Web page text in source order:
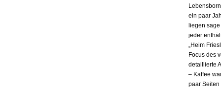
ein paar
liegen
jeder
„Heim
Focus des
detaillierte
– Kaffee
paar